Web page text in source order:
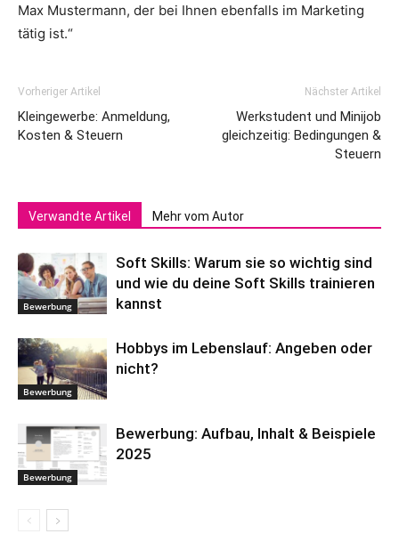
Max Mustermann, der bei Ihnen ebenfalls im Marketing
tätig ist.“
Vorheriger Artikel
Kleingewerbe: Anmeldung,
Kosten & Steuern
Nächster Artikel
Werkstudent und Minijob
gleichzeitig: Bedingungen &
Steuern
Verwandte Artikel Mehr vom Autor
Bewerbung
Soft Skills: Warum sie so wichtig sind
und wie du deine Soft Skills trainieren
kannst
Bewerbung
Hobbys im Lebenslauf: Angeben oder
nicht?
Bewerbung
Bewerbung: Aufbau, Inhalt & Beispiele
2025